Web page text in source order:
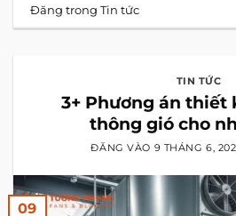
Đăng trongTin tức
TIN TỨC
3+ Phương án thiết
thông gió cho
ĐĂNG VÀO 9 THÁNG 6,
09